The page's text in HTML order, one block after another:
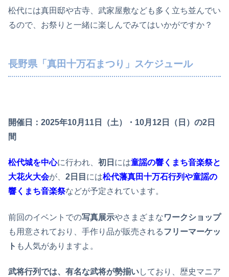
松代には真田邸や古寺、武家屋敷なども多く立ち並んでい
るので、お祭りと一緒に楽しんでみてはいかがですか？
長野県「真田十万石まつり」スケジュール
開催日：2025年10月11日（土）・10月12日（日）の2日
間
松代城を中心に行われ、 初日 には童謡の響くまち音楽祭と
大花火大会が、 2日目 には松代藩真田十万石行列や童謡の
響くまち音楽祭などが予定されています。
前回のイベントでの写真展示やさまざまなワークショップ
も用意されており、手作り品が販売されるフリーマーケッ
ト も人気がありますよ。
武将行列では、有名な武将が勢揃いしており、歴史マニア